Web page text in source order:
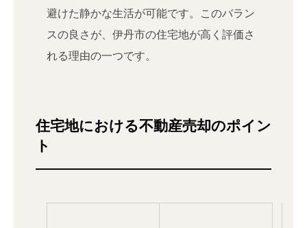
避けた静かな生活が可能です。このバラン
スの良さが、伊丹市の住宅地が高く評価さ
れる理由の一つです。
住宅地における不動産売却のポイン
ト